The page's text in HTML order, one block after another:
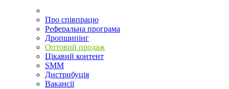
Про співпрацю
Реферальна програма
Дропшипінг
Оптовий продаж
Цікавий контент
SMM
Дистрибуція
Вакансії